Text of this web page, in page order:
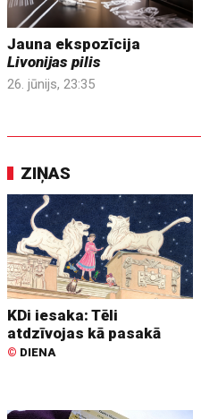
Jauna ekspozīcija
Livonijas pilis
26. jūnijs, 23:35
ZIŅAS
KDi iesaka: Tēli
atdzīvojas kā pasakā
© DIENA